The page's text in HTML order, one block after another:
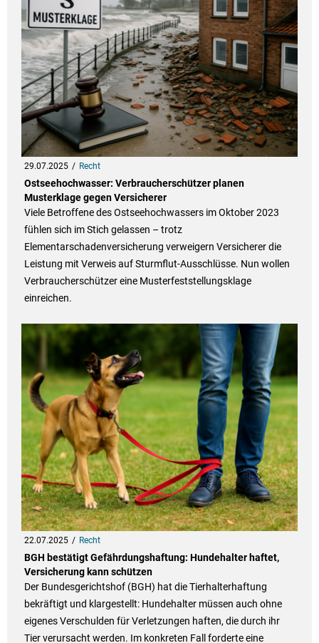
29.07.2025 Recht
Ostseehochwasser: Verbraucherschützer planen
Musterklage gegen Versicherer
Viele Betroffene des Ostseehochwassers im Oktober 2023
fühlen sich im Stich gelassen – trotz
Elementarschadenversicherung verweigern Versicherer die
Leistung mit Verweis auf Sturmflut-Ausschlüsse. Nun wollen
Verbraucherschützer eine Musterfeststellungsklage
einreichen.
22.07.2025 Recht
BGH bestätigt Gefährdungshaftung: Hundehalter haftet,
Versicherung kann schützen
Der Bundesgerichtshof (BGH) hat die Tierhalterhaftung
bekräftigt und klargestellt: Hundehalter müssen auch ohne
eigenes Verschulden für Verletzungen haften, die durch ihr
Tier verursacht werden. Im konkreten Fall forderte eine